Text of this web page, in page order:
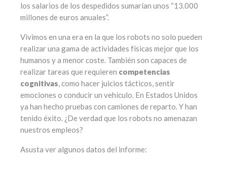
los salarios de los despedidos sumarían unos “13.000
millones de euros anuales”.
Vivimos en una era en la que los robots no solo pueden
realizar una gama de actividades físicas mejor que los
humanos y a menor coste. También son capaces de
realizar tareas que requieren competencias
cognitivas, como hacer juicios tácticos, sentir
emociones o conducir un vehículo. En Estados Unidos
ya han hecho pruebas con camiones de reparto. Y han
tenido éxito. ¿De verdad que los robots no amenazan
nuestros empleos?
Asusta ver algunos datos del informe: